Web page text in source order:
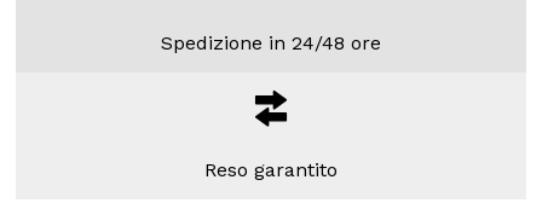
Spedizione in 24/48 ore
Reso garantito